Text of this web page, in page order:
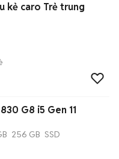
kẻ caro Trẻ trung
G8 i5 Gen 11
256 GB SSD